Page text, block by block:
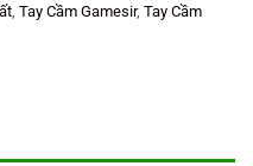
Tay Cầm Gamesir, Tay Cầm